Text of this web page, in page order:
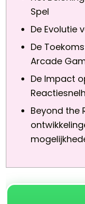
Spel
De Evolutie
De
Arcade
De Impact
Beyond the